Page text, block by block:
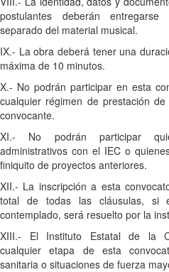
postulantes deberán
separado del material musical.
IX.- La obra deberá tener una
máxima de 10 minutos.
X.- No podrán participar en esta
cualquier régimen de prestación
convocante.
XI.- No podrán participar
administrativos con el IEC o
finiquito de proyectos anteriores.
XII.- La inscripción a esta
total de todas las cláusulas, si
contemplado, será resuelto por la
XIII.- El Instituto Estatal de la
cualquier etapa de esta
sanitaria o situaciones de fuerza